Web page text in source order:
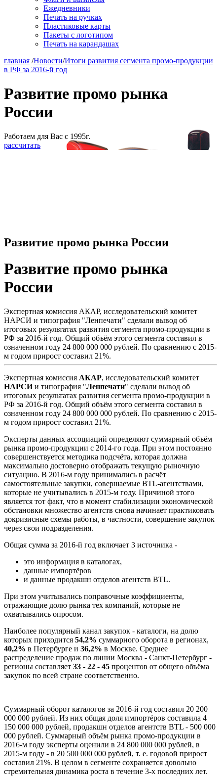
Ежедневники
Печать на ручках
Пластиковые карты
Пакеты с логотипом
Печать на карандашах
главная /Новости/Итоги развития сегмента промо-продукции
в РФ за 2016-й год
Развитие промо рынка
России
Работаем для Вас с 1995г.
рассчитать
Развитие промо рынка России
Развитие промо рынка
России
Экспертная комиссия АКАР, исследовательский комитет
НАРСИ и типография "Ленпечати" сделали вывод об
итоговых результатах развития сегмента промо-продукции в
РФ за 2016-й год. Общий объём этого сегмента составил в
означенном году 24 800 000 000 рублей. По сравнению с 2015-
м годом прирост составил 21%.
Экспертная комиссия АКАР, исследовательский комитет
НАРСИи типография "Ленпечати" сделали вывод об
итоговых результатах развития сегмента промо-продукции в
РФ за 2016-й год. Общий объём этого сегмента составил в
означенном году 24 800 000 000 рублей. По сравнению с 2015-
м годом прирост составил 21%.
Эксперты данных ассоциаций определяют суммарный объём
рынка промо-продукции с 2014-го года. При этом постоянно
совершенствуется методика подсчёта, которая должна
максимально достоверно отображать текущую рыночную
ситуацию. В 2016-м году принимались в расчёт
самостоятельные закупки, совершаемые BTL-агентствами,
которые не учитывались в 2015-м году. Причиной этого
является тот факт, что в момент стабилизации экономической
обстановки множество агентств снова начинает практиковать
докризисные схемы работы, в частности, совершение закупок
через свои подразделения.
Общая сумма за 2016-й год включает 3 источника -
это информация в каталогах,
данные импортёров
и данные продакшн отделов агентств BTL.
При этом учитывались поправочные коэффициенты,
отражающие долю рынка тех компаний, которые не
охватывались опросом.
Наиболее популярный канал закупок - каталоги, на долю
которых приходится 54,2% суммарного оборота в регионах,
40,2% в Петербурге и 36,2% в Москве. Среднее
распределение продаж по линии Москва - Санкт-Петербург -
регионы составляет 33 - 22 - 45 процентов от общего объёма
закупок по всей стране соответственно.
Суммарный оборот каталогов за 2016-й год составил 20 200
000 000 рублей. Из них общая доля импортёров составила 4
150 000 000 рублей, продакшн отделов агентств BTL - 500 000
000 рублей. Суммарный объём рынка промо-продукции в
2016-м году эксперты оценили в 24 800 000 000 рублей, в
2015-м году - в 20 500 000 000 рублей, т. е. годовой прирост
составил 21%. В целом в сегменте сохраняется довольно
стремительная динамика роста в течение 3-х последних лет.